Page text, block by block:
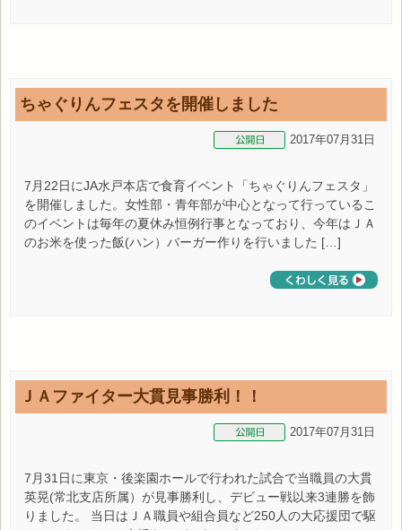
ちゃぐりんフェスタを開催しました
2017年07月31日
7月22日にJA水戸本店で食育イベント「ちゃぐりんフェスタ」
を開催しました。女性部・青年部が中心となって行っているこ
のイベントは毎年の夏休み恒例行事となっており、今年はＪＡ
のお米を使った飯(ハン）バーガー作りを行いました […]
ＪＡファイター大貫見事勝利！！
2017年07月31日
7月31日に東京・後楽園ホールで行われた試合で当職員の大貫
英晃(常北支店所属）が見事勝利し、デビュー戦以来3連勝を飾
りました。 当日はＪＡ職員や組合員など250人の大応援団で駆